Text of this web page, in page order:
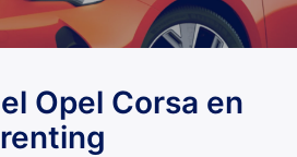
Opel Corsa en
renting